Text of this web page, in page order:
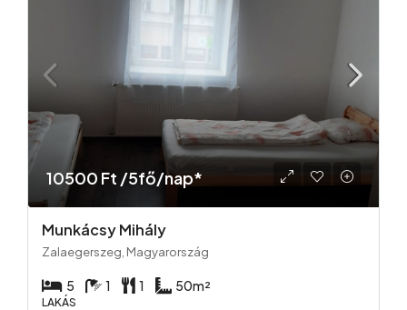
10500 Ft /5fő/nap*
Munkácsy Mihály
Zalaegerszeg, Magyarország
5 1 1 50m²
LAKÁS